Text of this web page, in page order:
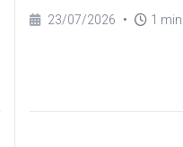
23/07/2026 • 1 min